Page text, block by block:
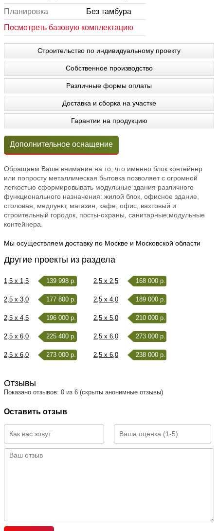
Планировка
Без тамбура
Посмотреть базовую комплектацию
Строительство по индивидуальному проекту
Собственное производство
Различные формы оплаты
Доставка и сборка на участке
Гарантии на продукцию
Дополнительное оснащение
Обращаем Ваше внимание на то, что именно блок контейнер
или попросту металлическая бытовка позволяет с огромной
легкостью сформировывать модульные здания различного
функционального назначения: жилой блок, офисное здание,
столовая, медпункт, магазин, кафе, офис, вахтовый и
строительный городок, посты-охраны, санитарные;модульные
контейнера.
Мы осуществляем доставку по Москве и Московской области
Другие проекты из раздела
1,5 x 1,5 139 998 р. 2,5 x 2,5 168 000 р.
2,5 x 3,0 177 800 р. 2,5 x 4,0 189 000 р.
2,5 x 4,5 196 000 р. 2,5 x 5,0 210 000 р.
2,5 x 6,0 225 400 р. 2,5 x 6,0 273 000 р.
2,5 x 6,0 273 000 р. 2,5 x 6,0 238 000 р.
Отзывы
Показано отзывов: 0 из 6 (скрыты анонимные отзывы)
Оставить отзыв